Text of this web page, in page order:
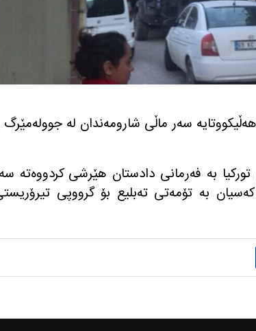
پێنجشه‌ممه‌ ٢٠ی به‌فرانبار، هه‌ڵیكووتایه‌ سه‌ر ماڵی شارومه‌ندان له‌
به‌ فه‌رمانی دادستان هێرشی كردووه‌ته‌
به‌ تۆمه‌تی ته‌بلیع بۆ گرووپی